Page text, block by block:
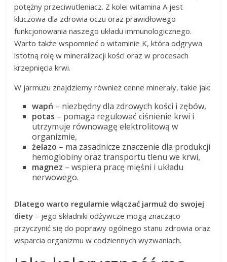
potężny przeciwutleniacz. Z kolei witamina A jest
kluczowa dla zdrowia oczu oraz prawidłowego
funkcjonowania naszego układu immunologicznego.
Warto także wspomnieć o witaminie K, która odgrywa
istotną rolę w mineralizacji kości oraz w procesach
krzepnięcia krwi.
W jarmużu znajdziemy również cenne minerały, takie jak:
wapń – niezbędny dla zdrowych kości i zębów,
potas – pomaga regulować ciśnienie krwi i
utrzymuje równowagę elektrolitową w
organizmie,
żelazo – ma zasadnicze znaczenie dla produkcji
hemoglobiny oraz transportu tlenu we krwi,
magnez – wspiera pracę mięśni i układu
nerwowego.
Dlatego warto regularnie włączać jarmuż do swojej
diety – jego składniki odżywcze mogą znacząco
przyczynić się do poprawy ogólnego stanu zdrowia oraz
wsparcia organizmu w codziennych wyzwaniach.